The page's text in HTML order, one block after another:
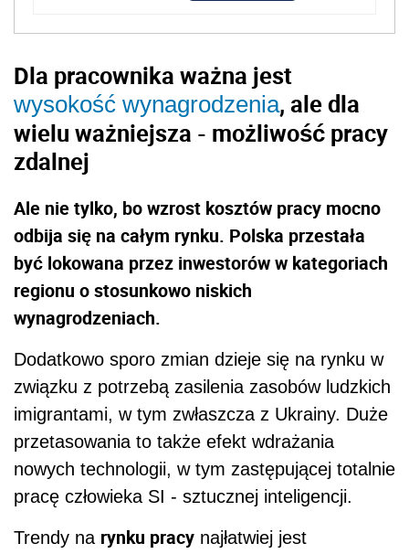
Dla pracownika ważna jest
wysokość wynagrodzenia, ale dla
wielu ważniejsza - możliwość pracy
zdalnej
Ale nie tylko, bo wzrost kosztów pracy mocno
odbija się na całym rynku. Polska przestała
być lokowana przez inwestorów w kategoriach
regionu o stosunkowo niskich
wynagrodzeniach.
Dodatkowo sporo zmian dzieje się na rynku w
związku z potrzebą zasilenia zasobów ludzkich
imigrantami, w tym zwłaszcza z Ukrainy. Duże
przetasowania to także efekt wdrażania
nowych technologii, w tym zastępującej totalnie
pracę człowieka SI - sztucznej inteligencji.
Trendy na rynku pracy najłatwiej jest